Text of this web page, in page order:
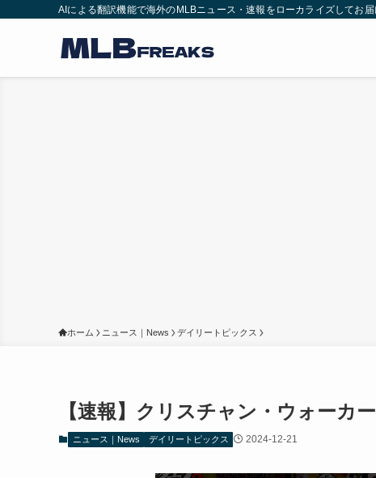
AIによる翻訳機能で海外のMLBニュース・速報をローカライズしてお届
ホーム ニュース｜News デイリートピックス
【速報】クリスチャン・ウォーカ
ニュース｜News デイリートピックス 2024-12-21